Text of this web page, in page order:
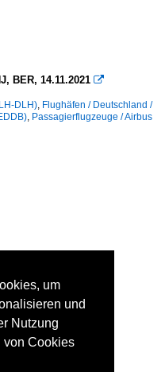
BER, 14.11.2021 
DLH), Flughäfen / Deutschland /
, Passagierflugzeuge / Airbus
um
und
Nutzung
von Cookies